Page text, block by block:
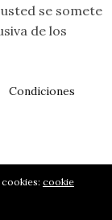
se somete
de los
Condiciones
cookie